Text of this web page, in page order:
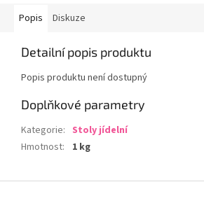
Popis Diskuze
Detailní popis produktu
Popis produktu není dostupný
Doplňkové parametry
Kategorie: Stoly jídelní
Hmotnost: 1 kg